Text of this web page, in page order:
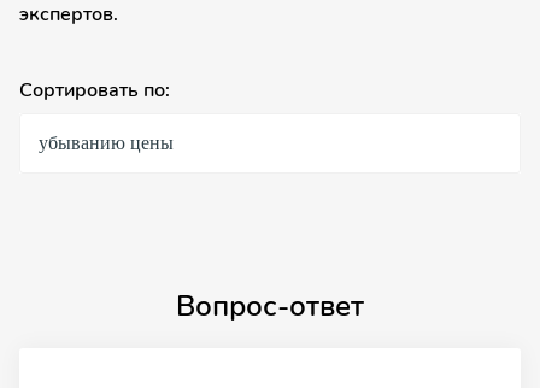
экспертов.
Сортировать по:
убыванию цены
Вопрос-ответ